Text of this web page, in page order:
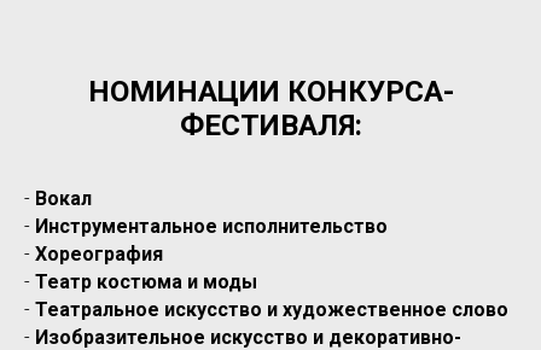
НОМИНАЦИИ КОНКУРСА-
ФЕСТИВАЛЯ:
- Вокал
- Инструментальное исполнительство
- Хореография
- Театр костюма и моды
- Театральное искусство и художественное слово
- Изобразительное искусство и декоративно-